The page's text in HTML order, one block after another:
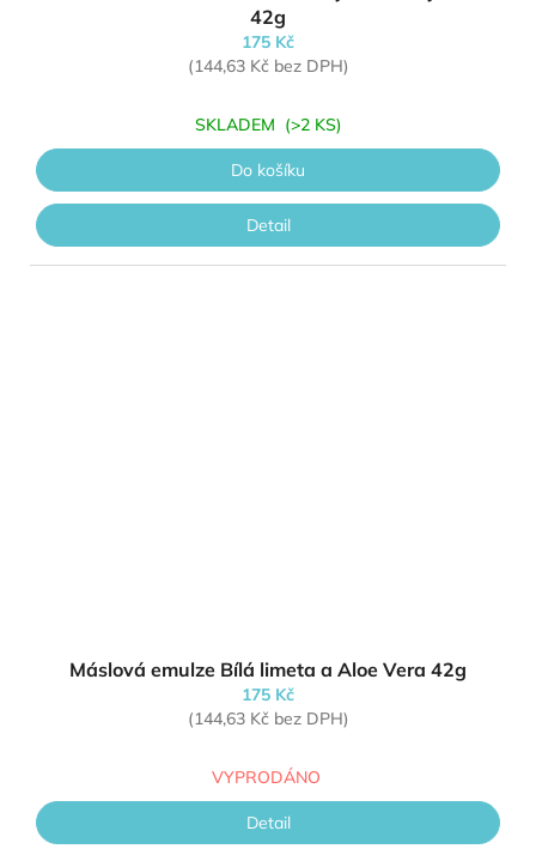
42g
175 Kč
(144,63 Kč bez DPH)
SKLADEM (>2 KS)
Do košíku
Detail
Máslová emulze Bílá limeta a Aloe Vera 42g
175 Kč
(144,63 Kč bez DPH)
VYPRODÁNO
Detail